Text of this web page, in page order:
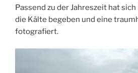
Passend zu der Jahreszeit hat
die Kälte begeben und eine
fotografiert.